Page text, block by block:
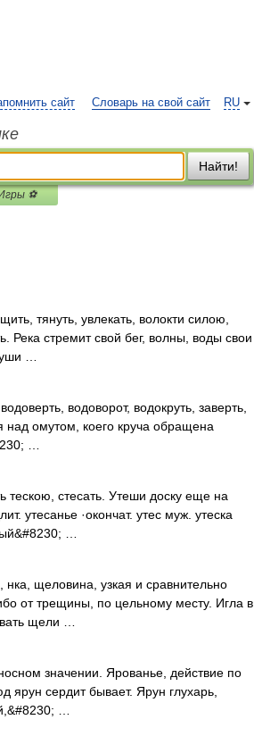
RU
сайт Словарь на свой сайт
Найти!
⚽
тянуть, увлекать, волокти силою,
Река стремит свой бег, волны, воды свои
…
водоворот, водокруть, заверть,
над омутом, коего круча обращена
…
стесать. Утеши доску еще на
утесанье ·окончат. утес муж. утеска
…
щеловина, узкая и сравнительно
от трещины, по цельному месту. Игла в
щели …
значении. Ярованье, действие по
ярун сердит бывает. Ярун глухарь,
…